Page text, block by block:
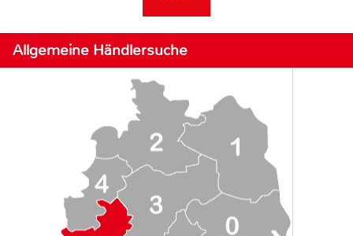
Allgemeine Händlersuche